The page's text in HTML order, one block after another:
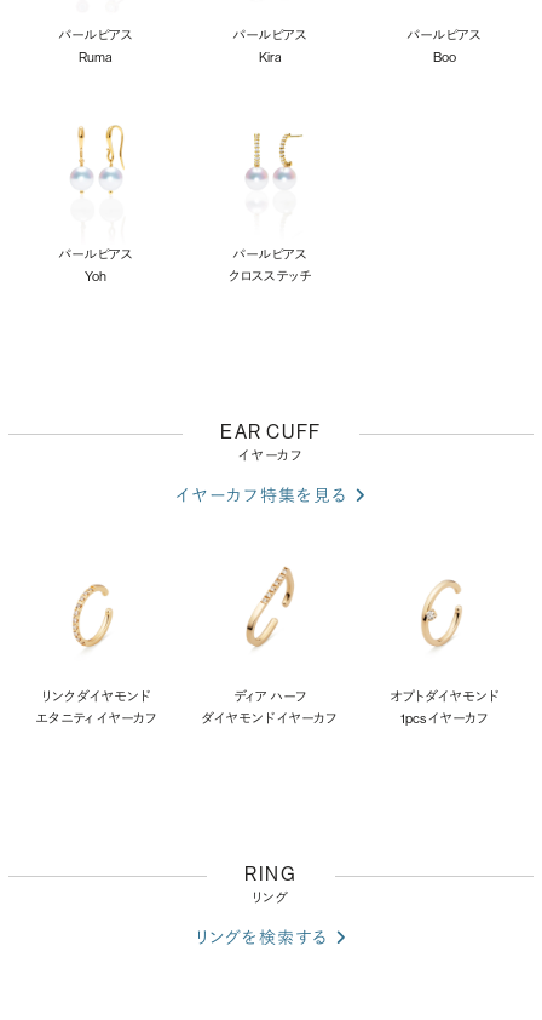
パールピアス
Ruma
パールピアス
Kira
パールピアス
Boo
パールピアス
Yoh
パールピアス
クロスステッチ
EAR CUFF
イヤーカフ
イヤーカフ特集を見る
リンク ダイヤモンド
エタニティ イヤーカフ
ディア ハーフ
ダイヤモンド イヤーカフ
オプト ダイヤモンド
1pcs イヤーカフ
RING
リング
リングを検索する